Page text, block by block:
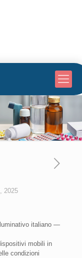
2025
italiano —
mobili in
condizioni